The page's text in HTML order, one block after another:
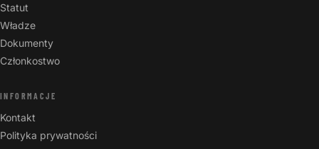
Statut
Władze
Dokumenty
Członkostwo
INFORMACJE
Kontakt
Polityka prywatności